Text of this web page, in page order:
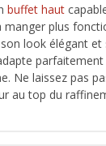
buffet haut
manger plus
look élégant et
Ne laissez pas
au top du